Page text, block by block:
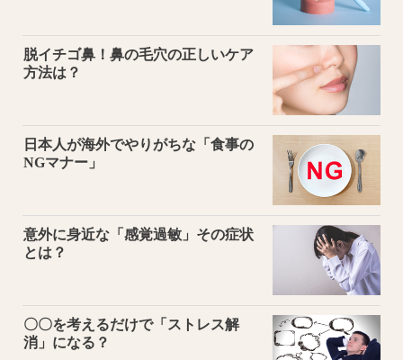
脱イチゴ鼻！鼻の毛穴の正しいケア
方法は？
日本人が海外でやりがちな「食事の
NGマナー」
意外に身近な「感覚過敏」その症状
とは？
〇〇を考えるだけで「ストレス解
消」になる？